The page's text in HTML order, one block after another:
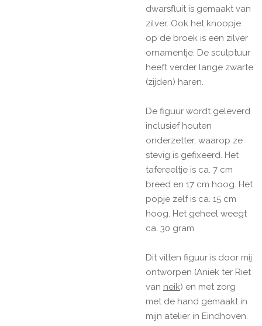
dwarsfluit is gemaakt van
zilver. Ook het knoopje
op de broek is een zilver
ornamentje. De sculptuur
heeft verder lange zwarte
(zijden) haren.
De figuur wordt geleverd
inclusief houten
onderzetter, waarop ze
stevig is gefixeerd. Het
tafereeltje is ca. 7 cm
breed en 17 cm hoog. Het
popje zelf is ca. 15 cm
hoog. Het geheel weegt
ca. 30 gram.
Dit vilten figuur is door mij
ontworpen (Aniek ter Riet
van neik) en met zorg
met de hand gemaakt in
mijn atelier in Eindhoven.